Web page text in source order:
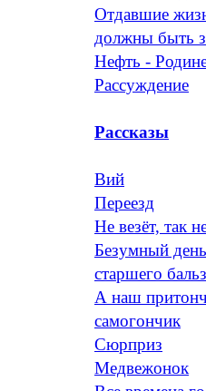
Отдавшие
должны быть
Нефть -
Рассуждение
Рассказы
Вий
Переезд
Не везёт, так
Безумный
старшего
А наш
самогончик
Сюрприз
Медвежонок